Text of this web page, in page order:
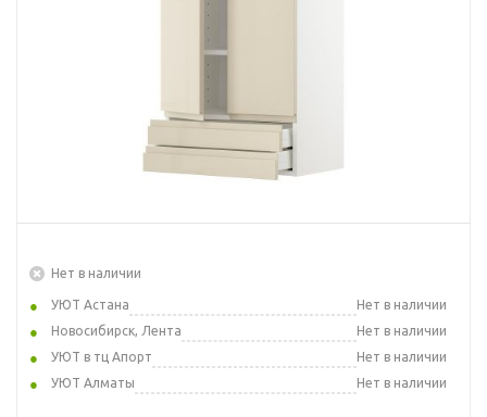
Нет в наличии
УЮТ Астана
Нет в наличии
Новосибирск, Лента
Нет в наличии
УЮТ в тц Апорт
Нет в наличии
УЮТ Алматы
Нет в наличии